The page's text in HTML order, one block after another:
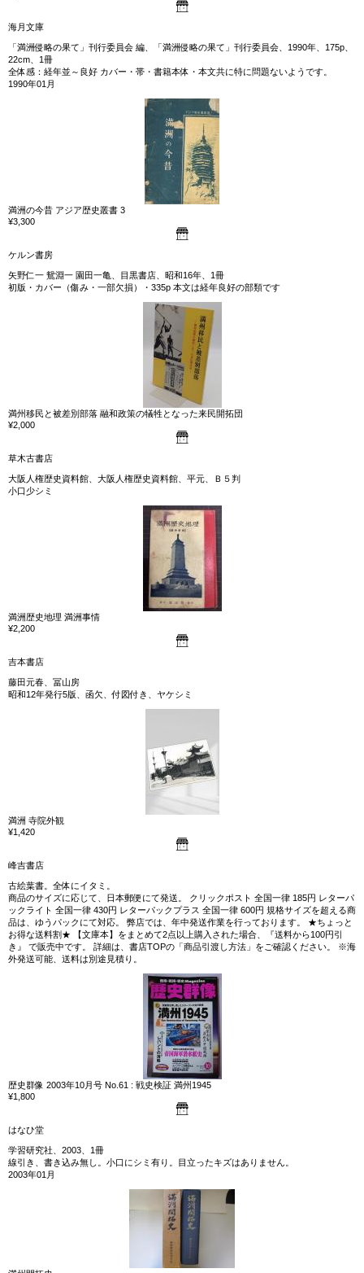
海月文庫
「満洲侵略の果て」刊行委員会 編、「満洲侵略の果て」刊行委員会、1990年、175p、
22cm、1冊
全体感：経年並～良好 カバー・帯・書籍本体・本文共に特に問題ないようです。
1990年01月
満洲の今昔 アジア歴史叢書 3
¥3,300
ケルン書房
矢野仁一 鴛淵一 園田一亀、目黒書店、昭和16年、1冊
初版・カバー（傷み・一部欠損）・335p 本文は経年良好の部類です
満州移民と被差別部落 融和政策の犠牲となった来民開拓団
¥2,000
草木古書店
大阪人権歴史資料館、大阪人権歴史資料館、平元、Ｂ５判
小口少シミ
満洲歴史地理 満洲事情
¥2,200
吉本書店
藤田元春、冨山房
昭和12年発行5版、函欠、付図付き、ヤケシミ
満洲 寺院外観
¥1,420
峰吉書店
古絵葉書。全体にイタミ。
商品のサイズに応じて、日本郵便にて発送。 クリックポスト 全国一律 185円 レターパ
ックライト 全国一律 430円 レターパックプラス 全国一律 600円 規格サイズを超える商
品は、ゆうパックにて対応。 弊店では、年中発送作業を行っております。 ★ちょっと
お得な送料割★ 【文庫本】をまとめて2点以上購入された場合、『送料から100円引
き』 で販売中です。 詳細は、書店TOPの「商品引渡し方法」をご確認ください。 ※海
外発送可能、送料は別途見積り。
歴史群像 2003年10月号 No.61 : 戦史検証 満州1945
¥1,800
はなひ堂
学習研究社、2003、1冊
線引き、書き込み無し。小口にシミ有り。目立ったキズはありません。
2003年01月